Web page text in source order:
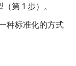
第 1 步）。
种标准化的方式